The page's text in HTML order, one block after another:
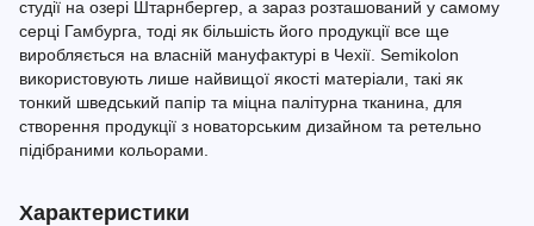
студії на озері Штарнбергер, а зараз розташований у самому
серці Гамбурга, тоді як більшість його продукції все ще
виробляється на власній мануфактурі в Чехії. Semikolon
використовують лише найвищої якості матеріали, такі як
тонкий шведський папір та міцна палітурна тканина, для
створення продукції з новаторським дизайном та ретельно
підібраними кольорами.
Характеристики